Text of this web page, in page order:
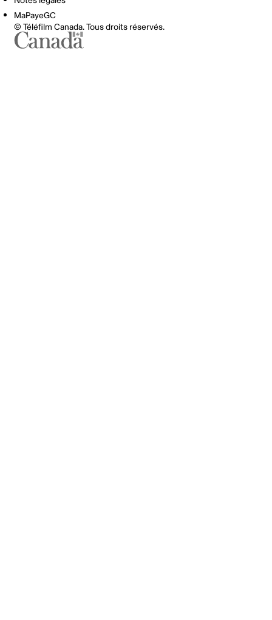
MaPayeGC
© Téléfilm Canada. Tous droits réservés.